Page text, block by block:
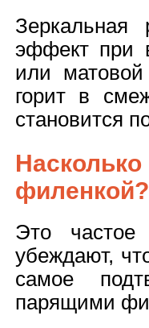
Зеркальная
эффект при
или
горит в
становится
филенкой?
Это частое
убеждают,
самое
парящими